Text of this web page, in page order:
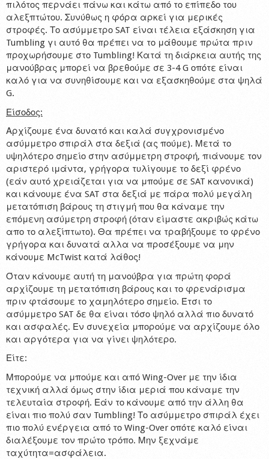
Market
Shop
πιλότος περνάει πάνω και κάτω από το επίπεδο του
αλεξπτώτου. Συνύθως η φόρα αρκεί για μερικές
στροφές. Το ασύμμετρο SAT είναι τέλεια εξάσκηση για
Tumbling γι αυτό θα πρέπει να το μάθουμε πρώτα πριν
προχωρήσουμε στο Tumbling! Κατά τη διάρκεια αυτής της
μανούβρας μπορεί να βρεθούμε σε 3-4 G οπότε είναι
καλό για να συνηθίσουμε και να εξασκηθούμε στα ψηλά
G.
Είσοδος:
Αρχίζουμε ένα δυνατό και καλά συγχρονισμένο
ασύμμετρο σπιράλ στα δεξιά (ας πούμε). Μετά το
υψηλότερο σημείο στην ασύμμετρη στροφή, πιάνουμε τον
αριστερό ιμάντα, γρήγορα τυλίγουμε το δεξί φρένο
(εάν αυτό χρειάζεται για να μπούμε σε SAT κανονικά)
και κάνουμε ένα SAT στα δεξιά με πάρα πολύ μεγάλη
μετατόπιση βάρους τη στιγμή που θα κάναμε την
επόμενη ασύμετρη στροφή (όταν είμαστε ακριβώς κάτω
απο το αλεξίπτωτο). Θα πρέπει να τραβήξουμε το φρένο
γρήγορα και δυνατά αλλα να προσέξουμε να μην
κάνουμε McTwist κατά λάθος!
Όταν κάνουμε αυτή τη μανούβρα για πρώτη φορά
αρχίζουμε τη μετατόπιση βάρους και το φρενάρισμα
πριν φτάσουμε το χαμηλότερο σημείο. Έτσι το
ασύμμετρο SAT δε θα είναι τόσο ψηλό αλλά πιο δυνατό
και ασφαλές. Εν συνεχεία μπορούμε να αρχίζουμε όλο
και αργότερα για να γίνει ψηλότερο.
Είτε:
Μπορούμε να μπούμε και από Wing-Over με την ίδια
τεχνική αλλά όμως στην ίδια μεριά που κάναμε την
τελευταία στροφή. Εάν το κάνουμε από την άλλη θα
είναι πιο πολύ σαν Tumbling! Το ασύμμετρο σπιράλ έχει
πιο πολύ ενέργεια από το Wing-Over οπότε καλό είναι
διαλέξουμε τον πρώτο τρόπο. Μην ξεχνάμε
ταχύτητα=ασφάλεια.